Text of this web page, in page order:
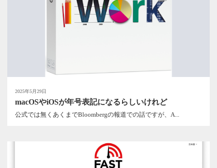
2025年5月29日
macOSやiOSが年号表記になるらしいけれど
公式では無くあくまでBloombergの報道での話ですが、A...